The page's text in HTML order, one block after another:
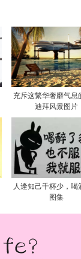
充斥这繁华奢靡气息
迪拜风景图片
人逢知己千杯少，喝
图集